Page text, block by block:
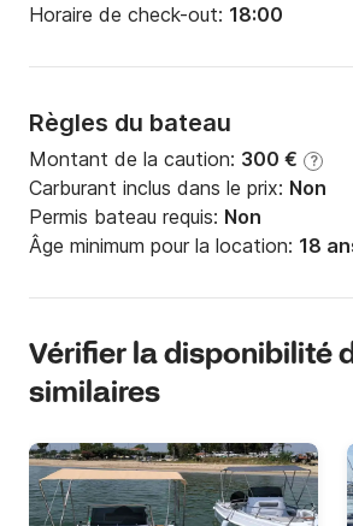
Horaire de check-out: 18:00
Règles du bateau
Montant de la caution: 300 € ?
Carburant inclus dans le prix: Non
Permis bateau requis: Non
Âge minimum pour la location: 18
Vérifier la disponibilité
similaires